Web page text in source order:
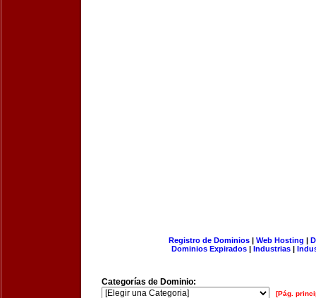
Registro de Dominios| Web Hosting |
Dominios Expirados | Industrias |
Categorías de Dominio:
[Pág.